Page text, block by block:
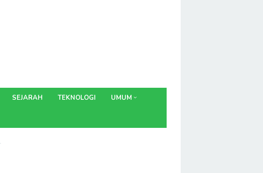
SEJARAH TEKNOLOGI UMUM